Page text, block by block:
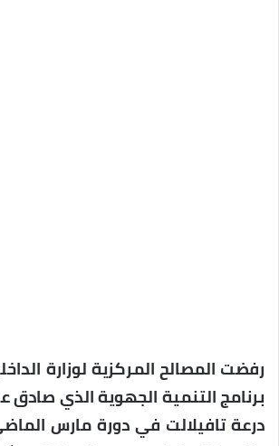
رفضت المصالح المركزية لوزارة
برنامج التنمية الجهوية الذي
درعة تافيلالت في دورة مارس